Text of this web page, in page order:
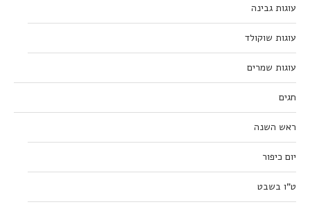
עוגות גבינה
עוגות שוקולד
עוגות שמרים
חגים
ראש השנה
יום כיפור
ט”ו בשבט